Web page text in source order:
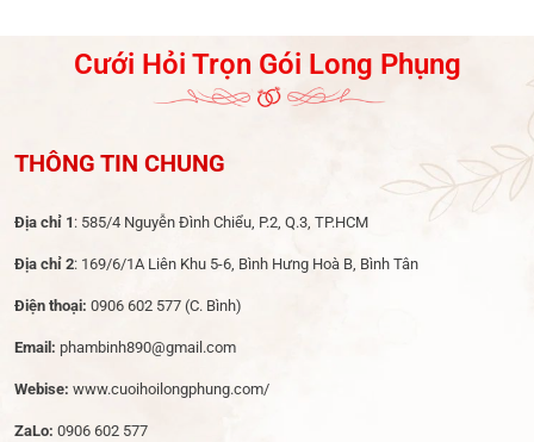
Cưới Hỏi Trọn Gói Long Phụng
THÔNG TIN CHUNG
Địa chỉ 1 : 585/4 Nguyễn Đình Chiểu, P.2, Q.3, TP.HCM
Địa chỉ 2: 169/6/1A Liên Khu 5-6, Bình Hưng Hoà B, Bình Tân
Điện thoại: 0906 602 577 (C. Bình)
Email: phambinh890@gmail.com
Webise: www.cuoihoilongphung.com/
ZaLo: 0906 602 577